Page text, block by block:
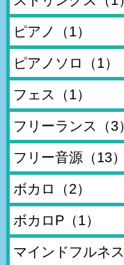
ピアノ （1）
ピアノソロ （1）
フェス （1）
フリーランス （3）
フリー音源（13）
ボカロ （2）
ボカロP（1）
マインドフルネス